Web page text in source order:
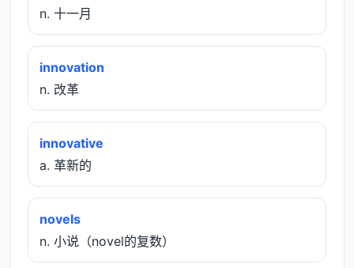
n. 十一月
innovation
n. 改革
innovative
a. 革新的
novels
n. 小说（novel的复数）